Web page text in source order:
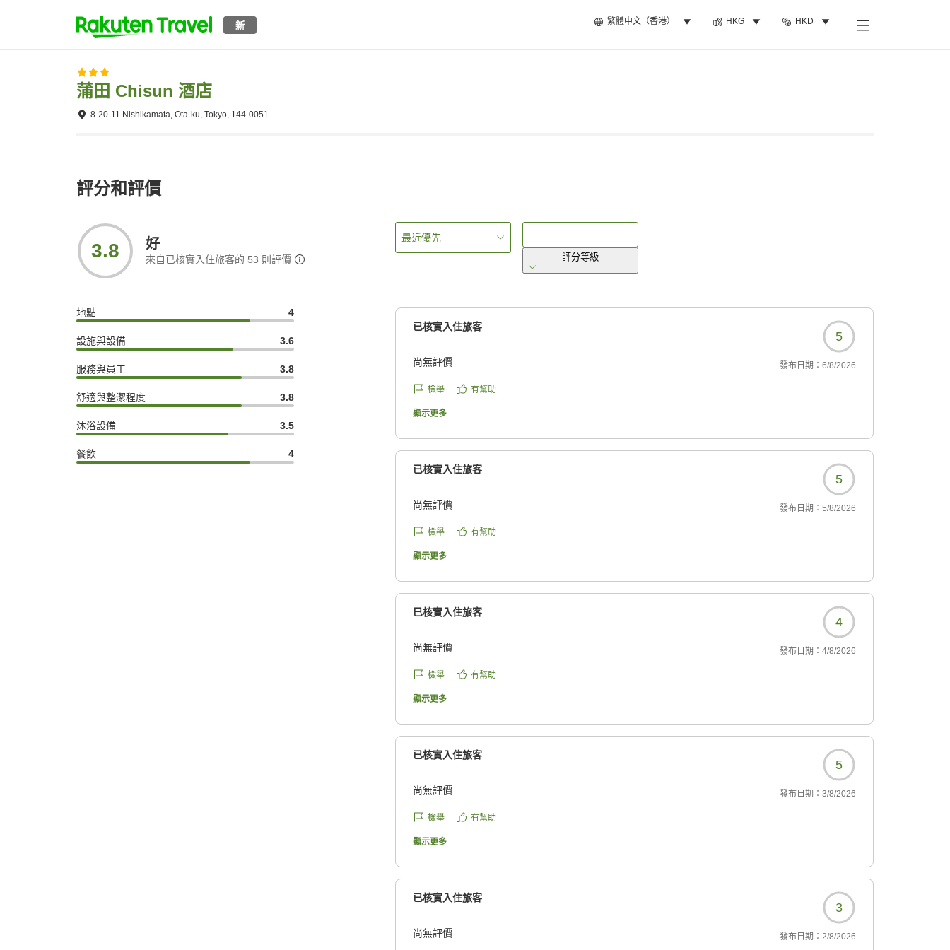
新 繁體中文（香港） HKG HKD
蒲田 Chisun 酒店
8-20-11 Nishikamata, Ota-ku, Tokyo, 144-0051
評分和評價
3.8 好
來自已核實入住旅客的 53 則評價
地點 4
設施與設備 3.6
服務與員工 3.8
舒適與整潔程度 3.8
沐浴設備 3.5
餐飲 4
最近優先
評分等級
已核實入住旅客
5
尚無評價 發布日期： 6/8/2026
檢舉 有幫助
顯示更多
已核實入住旅客
5
尚無評價 發布日期： 5/8/2026
檢舉 有幫助
顯示更多
已核實入住旅客
4
尚無評價 發布日期： 4/8/2026
檢舉 有幫助
顯示更多
已核實入住旅客
5
尚無評價 發布日期： 3/8/2026
檢舉 有幫助
顯示更多
已核實入住旅客
3
尚無評價 發布日期： 2/8/2026